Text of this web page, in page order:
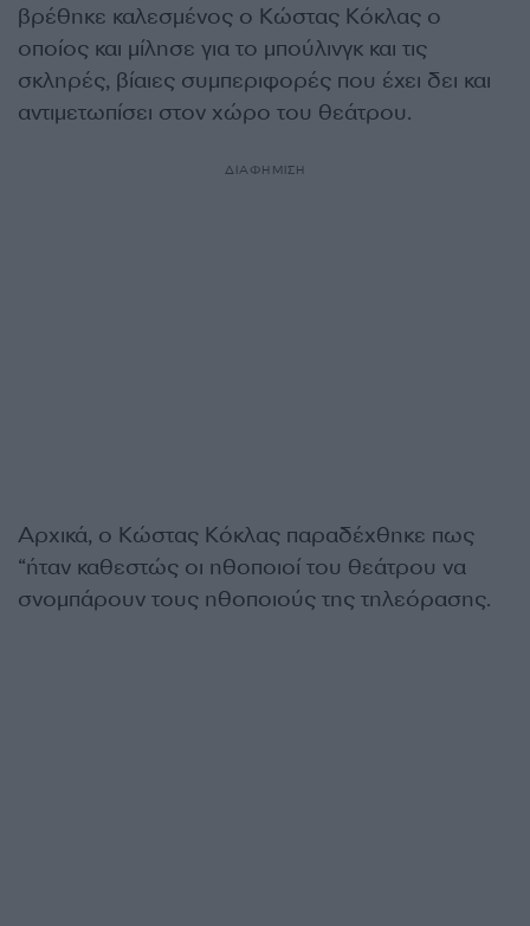
βρέθηκε καλεσμένος ο Κώστας Κόκλας ο
οποίος και μίλησε για το μπούλινγκ και τις
σκληρές, βίαιες συμπεριφορές που έχει δει και
αντιμετωπίσει στον χώρο του θεάτρου.
ΔΙΑΦΗΜΙΣΗ
Αρχικά, ο Κώστας Κόκλας παραδέχθηκε πως
“ήταν καθεστώς οι ηθοποιοί του θεάτρου να
σνομπάρουν τους ηθοποιούς της τηλεόρασης.